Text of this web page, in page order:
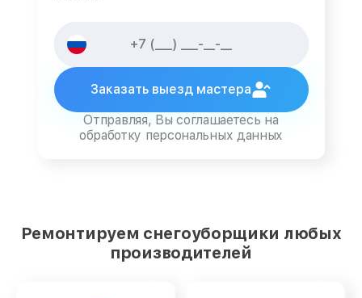
Заказать выезд мастера
Отправляя, Вы соглашаетесь на
обработку персональных данных
Ремонтируем снегоуборщики любых
производителей